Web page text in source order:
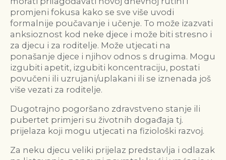
promjeni fokusa kako se sve više uvodi
formalnije poučavanje i učenje. To može izazvati
anksioznost kod neke djece i može biti stresno i
za djecu i za roditelje. Može utjecati na
ponašanje djece i njihov odnos s drugima. Mogu
izgubiti apetit, izgubiti koncentraciju, postati
povučeni ili uzrujani/uplakani ili se iznenada još
više vezati za roditelje.
Dugotrajno pogoršano zdravstveno stanje ili
pubertet primjeri su životnih događaja tj.
prijelaza koji mogu utjecati na fiziološki razvoj.
Za neku djecu veliki prijelaz predstavlja i odlazak